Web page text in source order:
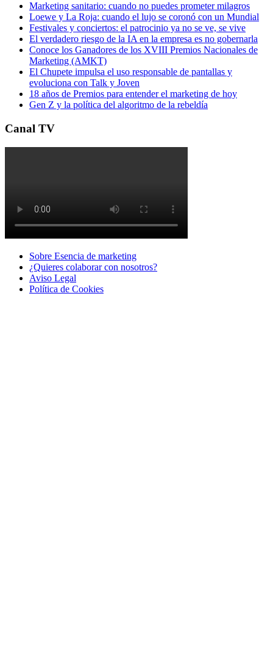
Marketing sanitario: cuando no puedes prometer milagros
Loewe y La Roja: cuando el lujo se coronó con un Mundial
Festivales y conciertos: el patrocinio ya no se ve, se vive
El verdadero riesgo de la IA en la empresa es no gobernarla
Conoce los Ganadores de los XVIII Premios Nacionales de
Marketing (AMKT)
El Chupete impulsa el uso responsable de pantallas y
evoluciona con Talk y Joven
18 años de Premios para entender el marketing de hoy
Gen Z y la política del algoritmo de la rebeldía
Canal TV
Sobre Esencia de marketing
¿Quieres colaborar con nosotros?
Aviso Legal
Polí­tica de Cookies